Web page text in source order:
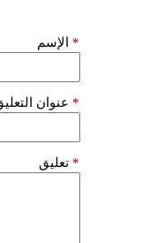
الإسم *
عنوان *
تعليق *